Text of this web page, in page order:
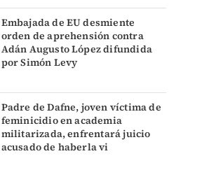
Embajada de EU desmiente
orden de aprehensión contra
Adán Augusto López difundida
por Simón Levy
Padre de Dafne, joven víctima de
feminicidio en academia
militarizada, enfrentará juicio
acusado de haberla vi